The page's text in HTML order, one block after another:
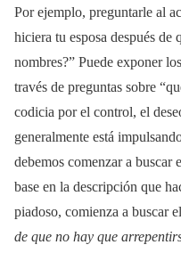
Por ejemplo, preguntarle al
hiciera tu esposa después de
nombres?” Puede exponer
través de preguntas sobre
codicia por el control, el
generalmente está
debemos comenzar a buscar
base en la descripción que
piadoso, comienza a buscar el
de que no hay que